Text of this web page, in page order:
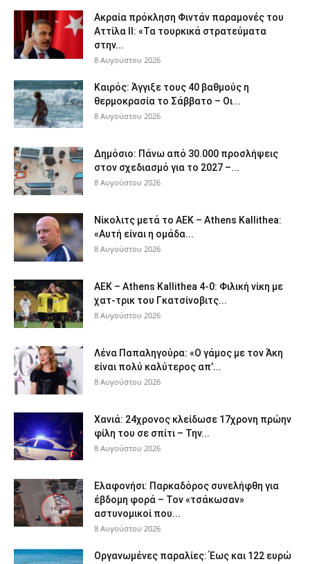
Ακραία πρόκληση Φιντάν παραμονές του
Αττίλα ΙΙ: «Τα τουρκικά στρατεύματα
στην...
8 Αυγούστου 2026
Καιρός: Άγγιξε τους 40 βαθμούς η
θερμοκρασία το Σάββατο – Οι...
8 Αυγούστου 2026
Δημόσιο: Πάνω από 30.000 προσλήψεις
στον σχεδιασμό για το 2027 –...
8 Αυγούστου 2026
Νίκολιτς μετά το ΑΕΚ – Athens Kallithea:
«Αυτή είναι η ομάδα...
8 Αυγούστου 2026
ΑΕΚ – Athens Kallithea 4-0: Φιλική νίκη με
χατ-τρικ του Γκατσίνοβιτς...
8 Αυγούστου 2026
Λένα Παπαληγούρα: «Ο γάμος με τον Άκη
είναι πολύ καλύτερος απ’...
8 Αυγούστου 2026
Χανιά: 24χρονος κλείδωσε 17χρονη πρώην
φίλη του σε σπίτι – Την...
8 Αυγούστου 2026
Ελαφονήσι: Παρκαδόρος συνελήφθη για
έβδομη φορά – Τον «τσάκωσαν»
αστυνομικοί που...
8 Αυγούστου 2026
Οργανωμένες παραλίες: Έως και 122 ευρώ